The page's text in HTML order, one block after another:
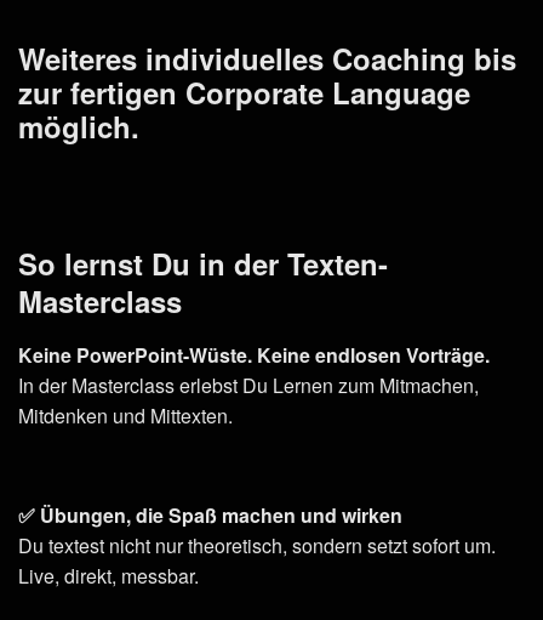
Weiteres individuelles Coaching bis
zur fertigen Corporate Language
möglich.
So lernst Du in der Texten-
Masterclass
Keine PowerPoint-Wüste. Keine endlosen Vorträge.
In der Masterclass erlebst Du Lernen zum Mitmachen,
Mitdenken und Mittexten.
✅ Übungen, die Spaß machen und wirken
Du textest nicht nur theoretisch, sondern setzt sofort um.
Live, direkt, messbar.